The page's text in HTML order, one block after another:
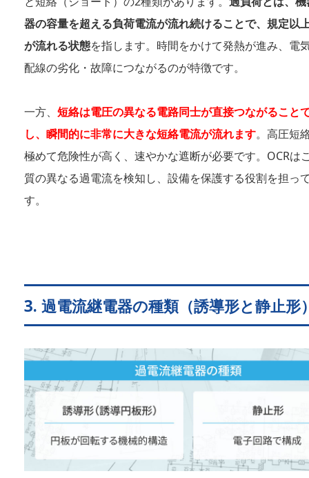
器の容量を超える負荷電流が流れ続けることで、規定以
が流れる状態を指します。時間をかけて発熱が進み、電
配線の劣化・故障につながるのが特徴です。
一方、 短絡は電圧の異なる電路同士が直接つながること
し、瞬間的に非常に大きな短絡電流が流れます。高圧短
極めて危険性が高く、速やかな遮断が必要です。OCRは
質の異なる過電流を検知し、設備を保護する役割を担っ
す。
3. 過電流継電器の種類（誘導形と静止形